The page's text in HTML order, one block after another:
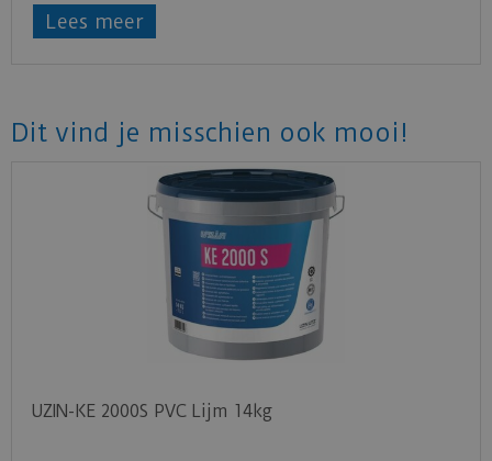
snelle, schone en efficiënte manier naden te
lassen. Het beste resultaat bereikt men door te
Lees meer
Dit vind je misschien ook mooi!
UZIN-KE 2000S PVC Lijm 14kg